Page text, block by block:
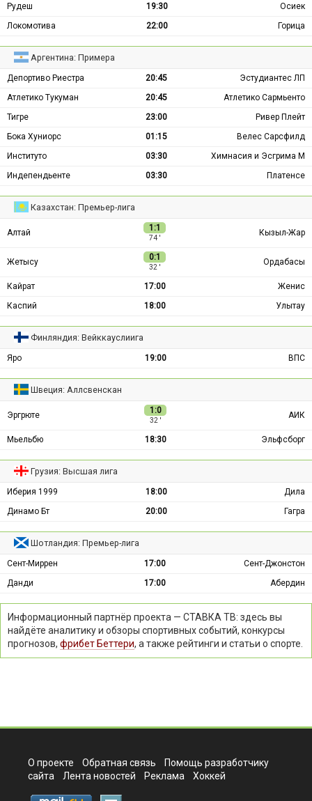
Рудеш
19:30
Осиек
Локомотива
22:00 Горица
Аргентина: Примера
Депортиво Риестра 20:45
Эстудиантес ЛП
Атлетико Тукуман
20:45
Атлетико Сармьенто
Тигре
23:00
Ривер Плейт
Бока Хуниорс
01:15
Велес Сарсфилд
Институто
03:30
Химнасия и Эсгрима М
Индепендьенте
03:30 Платенсе
Казахстан: Премьер-лига
Алтай 1:1
74 ′
Кызыл-Жар
Жетысу 0:1
32 ′
Ордабасы
Кайрат 17:00
Женис
Каспий
18:00 Улытау
Финляндия: Вейккауслиига
Яро 19:00 ВПС
Швеция: Аллсвенскан
Эргрюте 1:0
32 ′
АИК
Мьельбю 18:30 Эльфсборг
Грузия: Высшая лига
Иберия 1999 18:00
Дила
Динамо Бт
20:00 Гагра
Шотландия: Премьер-лига
Сент-Миррен 17:00
Сент-Джонстон
Данди
17:00 Абердин
Информационный партнёр проекта — СТАВКА ТВ: здесь вы
найдёте аналитику и обзоры спортивных событий, конкурсы
прогнозов, фрибет Беттери, а также рейтинги и статьи о спорте.
О проекте Обратная связь
Помощь разработчику
сайта
Лента новостей Реклама Хоккей